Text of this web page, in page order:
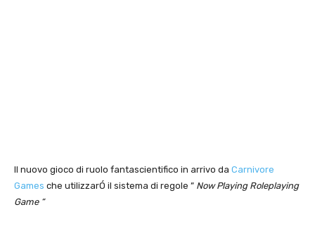
Il nuovo gioco di ruolo fantascientifico in arrivo da Carnivore
Games che utilizzarÓ il sistema di regole ” Now Playing Roleplaying
Game “